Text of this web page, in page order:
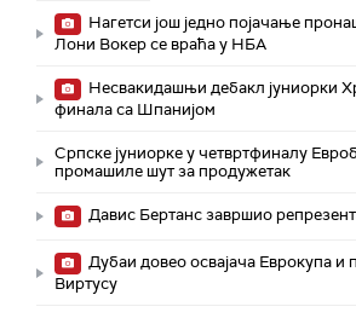
Нагетси још једно појачање
Лони Вокер се враћа у НБА
Несвакидашњи дебакл јуниорки
финала са Шпанијом
Српске јуниорке у четвртфиналу
промашиле шут за продужетак
Давис Бертанс завршио
Дубаи довео освајача Еврокупа и
Виртусу